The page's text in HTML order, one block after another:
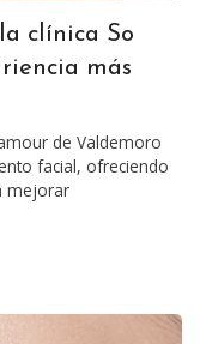
clínica So
más
de Valdemoro
facial, ofreciendo
mejorar